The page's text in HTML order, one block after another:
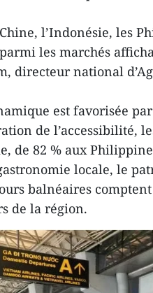
l’Indonésie, les
les marchés
directeur national
est favorisée
de l’accessibilité,
de 82 % aux
locale, le
balnéaires
de la région.